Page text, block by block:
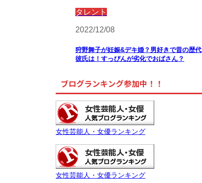
タレント
2022/12/08
狩野舞子が妊娠&デキ婚？男好きで昔の歴代
彼氏は！すっぴんが劣化でおばさん？
ブログランキング参加中！！
女性芸能人・女優ランキング
女性芸能人・女優ランキング